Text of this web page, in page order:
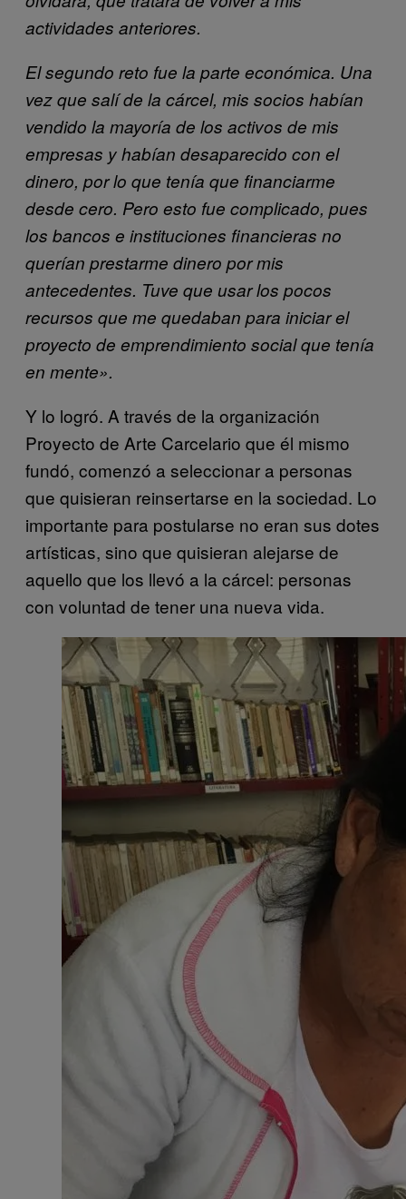
actividades anteriores.
El segundo reto fue la parte económica. Una
vez que salí de la cárcel, mis socios habían
vendido la mayoría de los activos de mis
empresas y habían desaparecido con el
dinero, por lo que tenía que financiarme
desde cero. Pero esto fue complicado, pues
los bancos e instituciones financieras no
querían prestarme dinero por mis
antecedentes. Tuve que usar los pocos
recursos que me quedaban para iniciar el
proyecto de emprendimiento social que tenía
en mente».
Y lo logró. A través de la organización
Proyecto de Arte Carcelario que él mismo
fundó, comenzó a seleccionar a personas
que quisieran reinsertarse en la sociedad. Lo
importante para postularse no eran sus dotes
artísticas, sino que quisieran alejarse de
aquello que los llevó a la cárcel: personas
con voluntad de tener una nueva vida.